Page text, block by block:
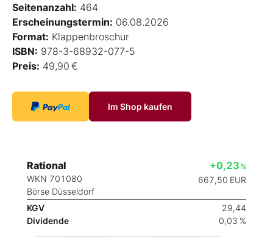
Seitenanzahl: 464
Erscheinungstermin: 06.08.2026
Format: Klappenbroschur
ISBN: 978-3-68932-077-5
Preis: 49,90 €
Im Shop kaufen
Rational
WKN 701080
Börse Düsseldorf
+0,23 %
667,50 EUR
KGV
29,44
Dividende
0,03 %